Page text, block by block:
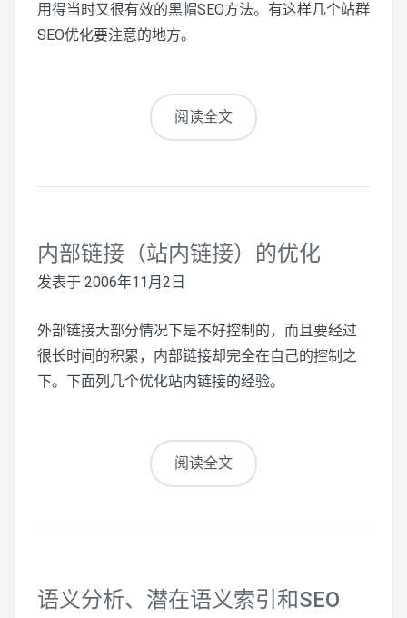
用得当时又很有效的黑帽SEO方法。有这样几个站群
SEO优化要注意的地方。
阅读全文
内部链接（站内链接）的优化
发表于 2006年11月2日
外部链接大部分情况下是不好控制的，而且要经过
很长时间的积累，内部链接却完全在自己的控制之
下。下面列几个优化站内链接的经验。
阅读全文
语义分析、潜在语义索引和SEO